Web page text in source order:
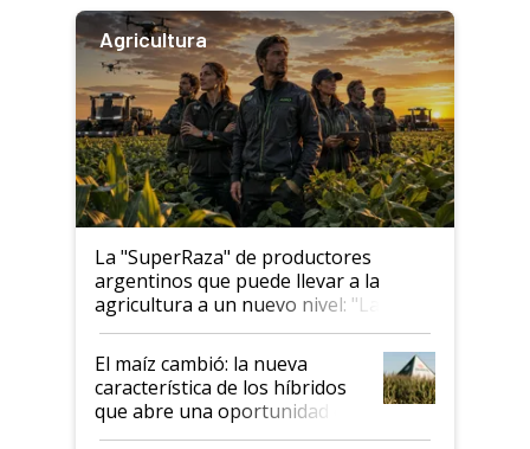
Agricultura
La "SuperRaza" de productores
argentinos que puede llevar a la
agricultura a un nuevo nivel: "Las
posibilidades de crecimiento son
infinitas"
El maíz cambió: la nueva
característica de los híbridos
que abre una oportunidad en
el lote